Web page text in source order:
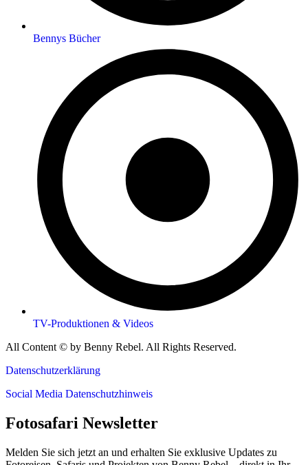
Bennys Bücher
TV-Produktionen & Videos
All Content © by Benny Rebel. All Rights Reserved.
Datenschutzerklärung
Social Media Datenschutzhinweis
Fotosafari Newsletter
Melden Sie sich jetzt an und erhalten Sie exklusive Updates zu